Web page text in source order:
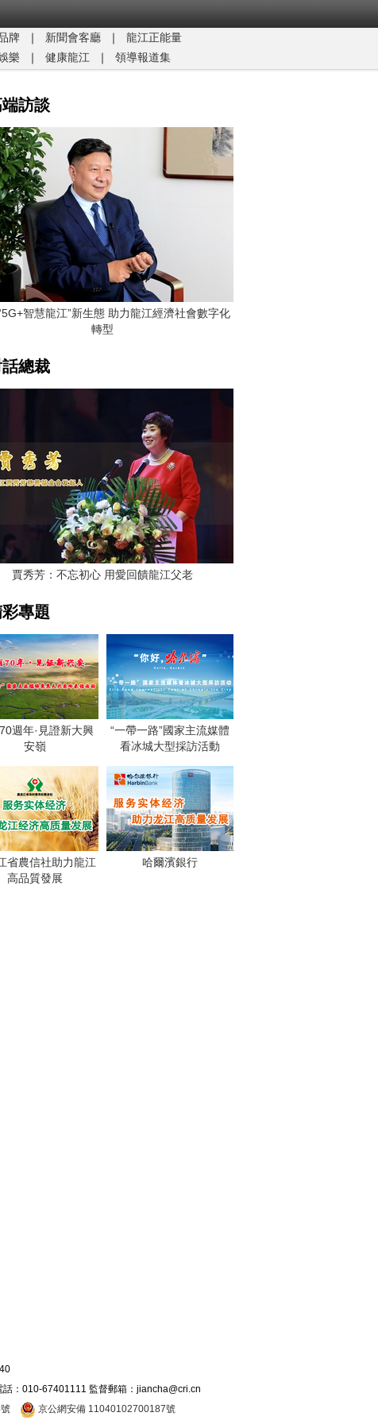
牌 ｜ 新聞會客廳 ｜
龍江正能量​
樂 ｜ 健康龍江 ｜ 領導報道集
訪談
智慧龍江”新生態 助力龍江經濟社會數字化
轉型
總裁
賈秀芳：不忘初心 用愛回饋龍江父老
專題
週年·見證新大興
安嶺
“一帶一路”國家主流媒體
看冰城大型採訪活動
省農信社助力龍江
高品質發展
哈爾濱銀行
：010-67401111 監督郵箱：jiancha@cri.cn
京公網安備 11040102700187號